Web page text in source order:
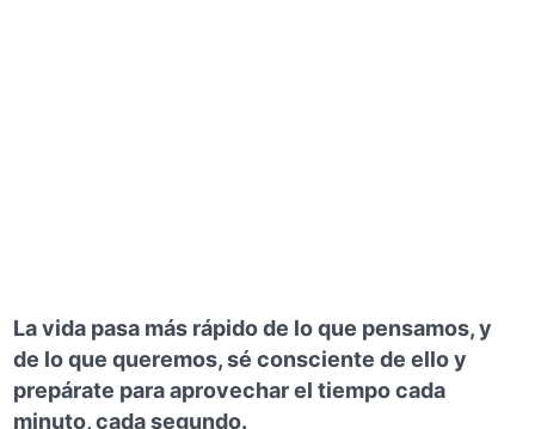
La vida pasa más rápido de lo que pensamos, y
de lo que queremos, sé consciente de ello y
prepárate para aprovechar el tiempo cada
minuto, cada segundo.